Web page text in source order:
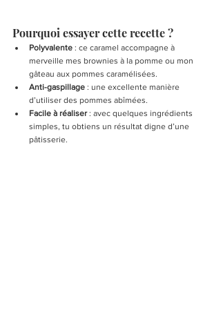
Pourquoi essayer cette recette ?
Polyvalente : ce caramel accompagne à
merveille mes brownies à la pomme ou mon
gâteau aux pommes caramélisées.
Anti-gaspillage : une excellente manière
d’utiliser des pommes abîmées.
Facile à réaliser : avec quelques ingrédients
simples, tu obtiens un résultat digne d’une
pâtisserie.